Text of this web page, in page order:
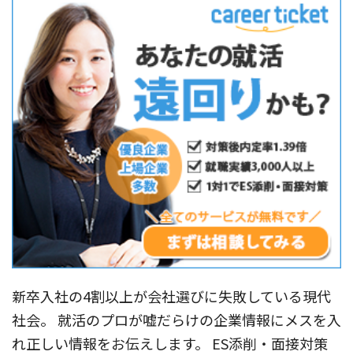
新卒入社の4割以上が会社選びに失敗している現代
社会。 就活のプロが嘘だらけの企業情報にメスを入
れ正しい情報をお伝えします。 ES添削・面接対策